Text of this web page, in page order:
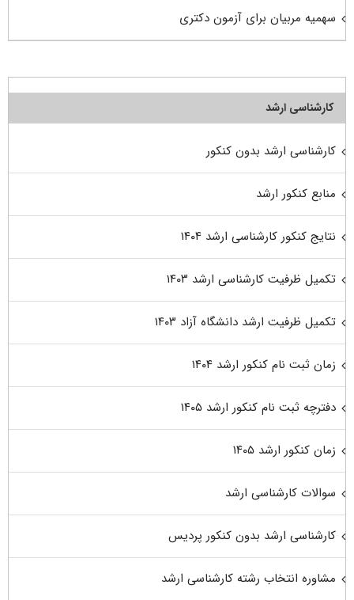
سهمیه مربیان برای آزمون دکتری
کارشناسی ارشد
کارشناسی ارشد بدون کنکور
منابع کنکور ارشد
نتایج کنکور کارشناسی ارشد ۱۴۰۴
تکمیل ظرفیت کارشناسی ارشد ۱۴۰۳
تکمیل ظرفیت ارشد دانشگاه آزاد ۱۴۰۳
زمان ثبت نام کنکور ارشد ۱۴۰۴
دفترچه ثبت نام کنکور ارشد ۱۴۰۵
زمان کنکور ارشد ۱۴۰۵
سوالات کارشناسی ارشد
کارشناسی ارشد بدون کنکور پردیس
مشاوره انتخاب رشته کارشناسی ارشد